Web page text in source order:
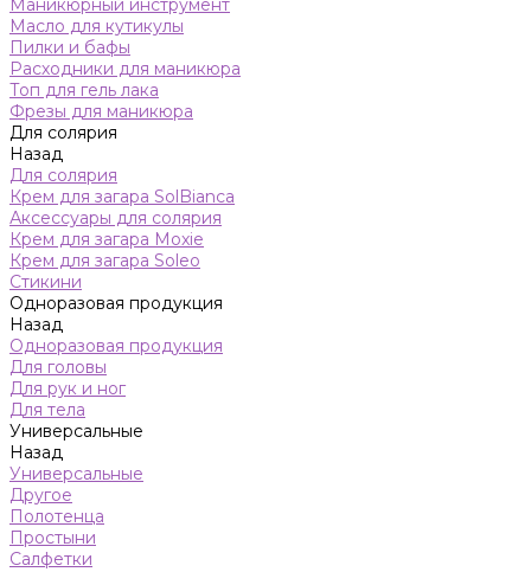
Маникюрный инструмент
Масло для кутикулы
Пилки и бафы
Расходники для маникюра
Топ для гель лака
Фрезы для маникюра
Для солярия
Назад
Для солярия
Крем для загара SolBianca
Аксессуары для солярия
Крем для загара Moxie
Крем для загара Soleo
Стикини
Одноразовая продукция
Назад
Одноразовая продукция
Для головы
Для рук и ног
Для тела
Универсальные
Назад
Универсальные
Другое
Полотенца
Простыни
Салфетки